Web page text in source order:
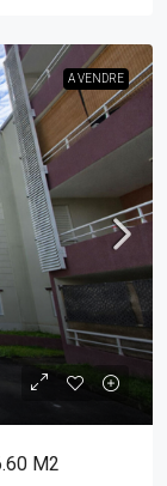
A VENDRE
M2